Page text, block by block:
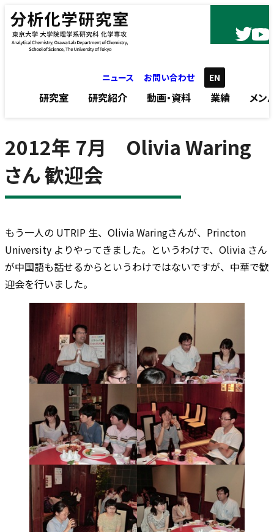
内容をスキップ
ニュース お問い合わせ EN
研究室 研究紹介 動画・資料 業績 メン
2012年 7月 Olivia Waring
さん 歓迎会
もう一人の UTRIP 生、Olivia Waringさんが、Princton
University よりやってきました。というわけで、Olivia さん
が中国語も話せるからというわけではないですが、中華で歓
迎会を行いました。